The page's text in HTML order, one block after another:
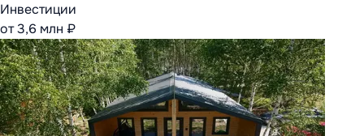
Инвестиции
от 3,6 млн ₽